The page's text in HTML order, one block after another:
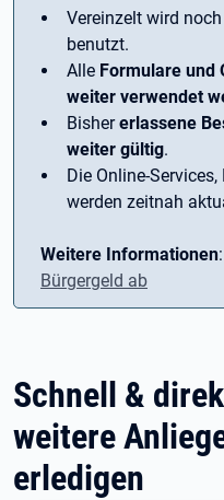
Vereinzelt wird
benutzt.
Alle Formulare und
weiter verwendet
Bishererlassene
weiter gültig.
Die Online-
werden zeitnah
Weitere Informationen:
Bürgergeld ab
Schnell &
weitere
erledigen